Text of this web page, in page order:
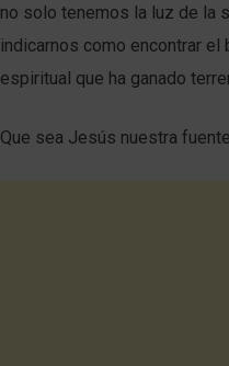
no solo tenemos la luz de la
indicarnos como encontrar
espiritual que ha ganado
Que sea Jesús nuestra